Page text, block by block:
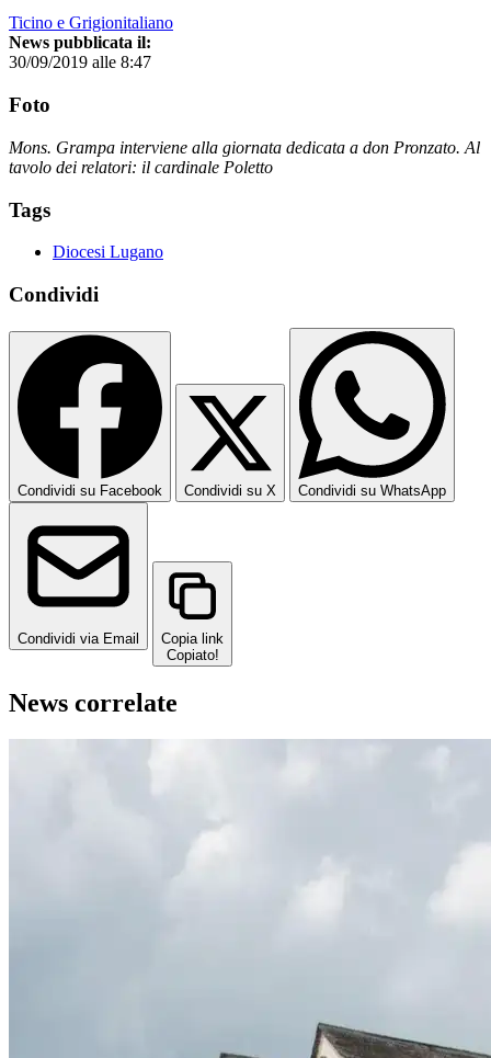
Ticino e Grigionitaliano
News pubblicata il:
30/09/2019 alle 8:47
Foto
Mons. Grampa interviene alla giornata dedicata a don Pronzato. Al
tavolo dei relatori: il cardinale Poletto
Tags
Diocesi Lugano
Condividi
Condividi su Facebook Condividi su X Condividi su WhatsApp
Condividi via Email
Copia link
Copiato!
News correlate